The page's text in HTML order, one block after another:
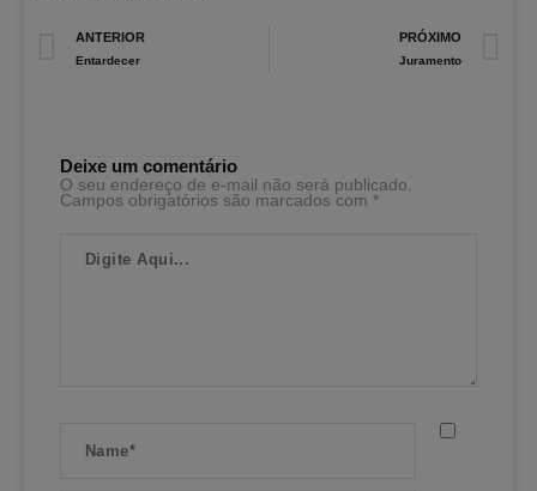
Prev
ANTERIOR
Entardecer
PRÓXIMO
Juramento
Deixe um comentário
O seu endereço de e-mail não será publicado.
Campos obrigatórios são marcados com *
Aqui...